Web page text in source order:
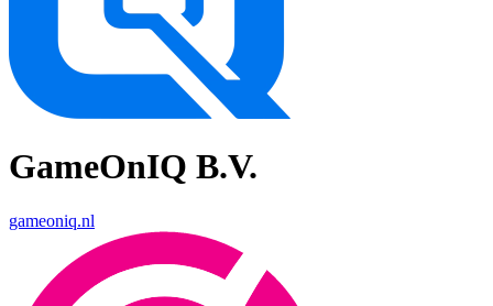
GameOnIQ B.V.
gameoniq.nl